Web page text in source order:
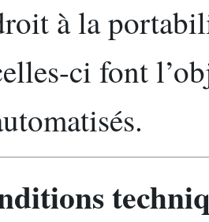
à la
ci font